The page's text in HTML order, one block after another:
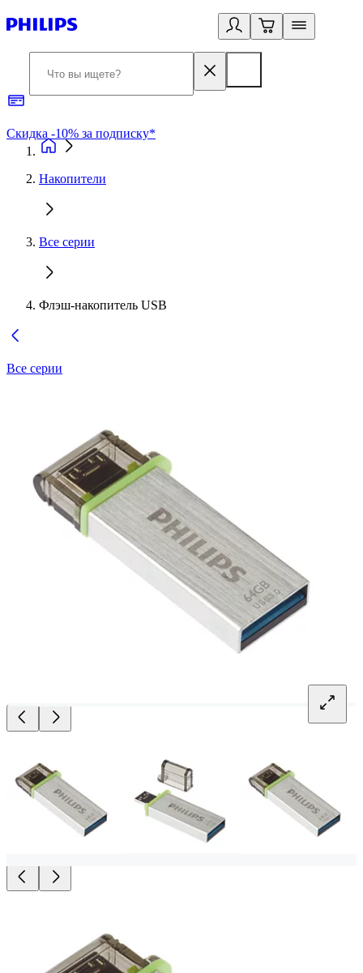
Скидка -10% за подписку*
Накопители
Все серии
Флэш-накопитель USB
Все серии